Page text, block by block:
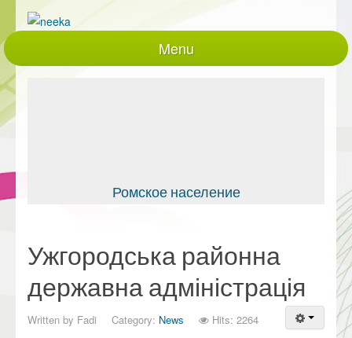
Menu
Контакти
Партнери
працівники
Політики та процедури
Ромское население
Ужгородська районна
державна адміністрація
Written by Fadi Category: News Hits: 2264